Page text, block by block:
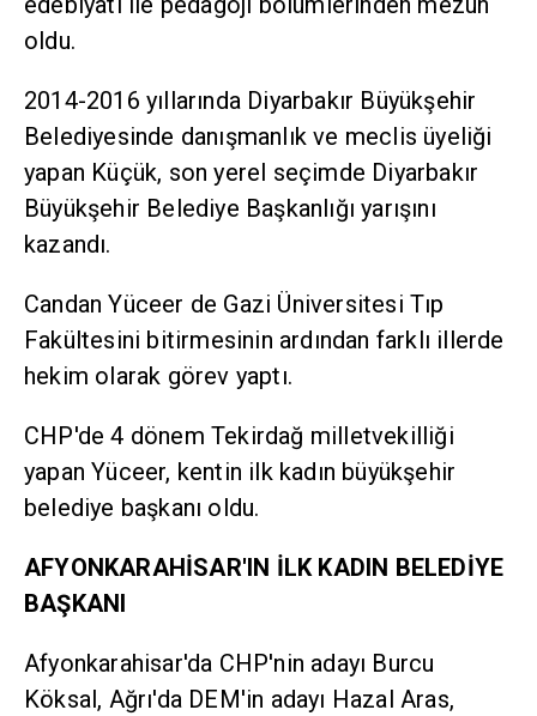
oldu.
2014-2016 yıllarında Diyarbakır Büyükşehir
Belediyesinde danışmanlık ve meclis üyeliği
yapan Küçük, son yerel seçimde Diyarbakır
Büyükşehir Belediye Başkanlığı yarışını
kazandı.
Candan Yüceer de Gazi Üniversitesi Tıp
Fakültesini bitirmesinin ardından farklı illerde
hekim olarak görev yaptı.
CHP'de 4 dönem Tekirdağ milletvekilliği
yapan Yüceer, kentin ilk kadın büyükşehir
belediye başkanı oldu.
AFYONKARAHİSAR'IN İLK KADIN BELEDİYE
BAŞKANI
Afyonkarahisar'da CHP'nin adayı Burcu
Köksal, Ağrı'da DEM'in adayı Hazal Aras,